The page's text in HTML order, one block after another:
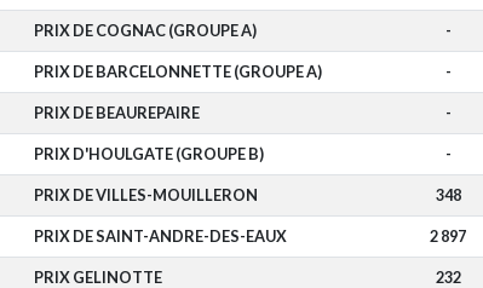
PRIX DE COGNAC (GROUPE A) -
PRIX DE BARCELONNETTE (GROUPE A) -
PRIX DE BEAUREPAIRE -
PRIX D'HOULGATE (GROUPE B) -
PRIX DE VILLES-MOUILLERON 348
PRIX DE SAINT-ANDRE-DES-EAUX 2 897
PRIX GELINOTTE 232